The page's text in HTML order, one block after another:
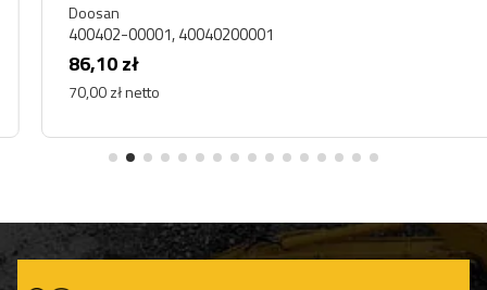
Doosan
400402-00001, 40040200001
86,10 zł
70,00 zł netto